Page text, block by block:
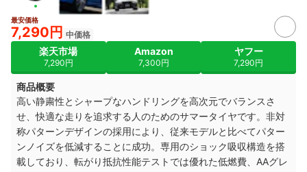
最安価格
7,290円 中価格
楽天市場
7,290円
Amazon
7,300円
ヤフー
7,290円
商品概要
高い静粛性とシャープなハンドリングを高次元でバランスさ
せ、快適な走りを追求する人のためのサマータイヤです。非対
称パターンデザインの採用により、従来モデルと比べてパター
ンノイズを低減することに成功。専用のショック吸収構造を搭
載しており、転がり抵抗性能テストでは優れた低燃費、AAグレ